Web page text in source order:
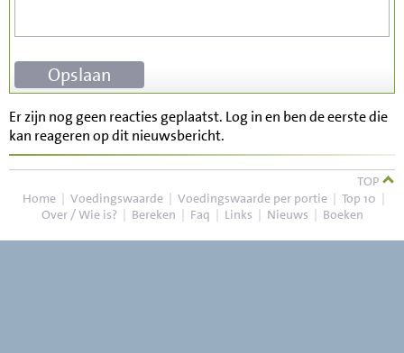
Er zijn nog geen reacties geplaatst. Log in en ben de eerste die
kan reageren op dit nieuwsbericht.
TOP
Home | Voedingswaarde | Voedingswaarde per portie | Top 10 |
Over / Wie is? | Bereken | Faq | Links | Nieuws | Boeken